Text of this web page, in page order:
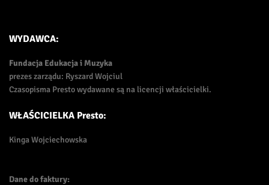
WYDAWCA:
Fundacja Edukacja i Muzyka
prezes zarządu: Ryszard Wojciul
Czasopisma Presto wydawane są na licencji właścicielki.
WŁAŚCICIELKA Presto:
Kinga Wojciechowska
Dane do faktury: